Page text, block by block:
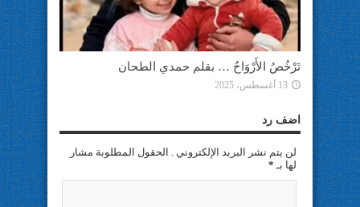
تَرْخُصُ الأَرْوَاحُ … بقلم حمدي الطحان
13 أغسطس، 2025
اضف رد
لن يتم نشر البريد الإلكتروني . الحقول المطلوبة مشار
لها بـ *